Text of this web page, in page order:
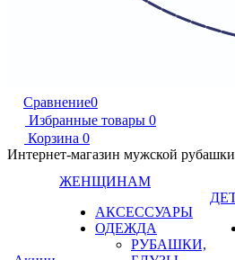
Сравнение0
Избранные товары 0
Корзина 0
Интернет-магазин мужской рубашки
ЖЕНЩИНАМ
АКСЕССУАРЫ
ОДЕЖДА
РУБАШКИ,